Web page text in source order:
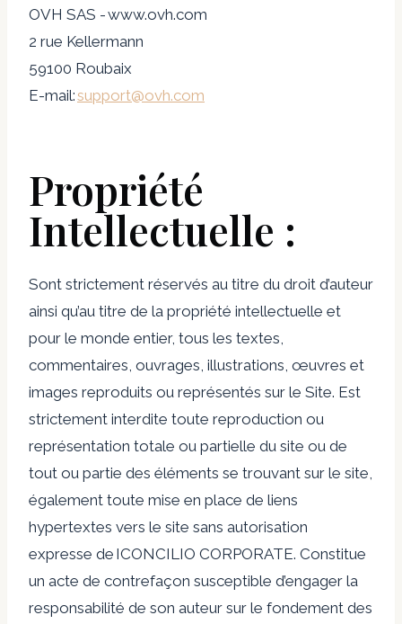
OVH SAS - www.ovh.com
2 rue Kellermann
59100 Roubaix
E-mail:support@ovh.com
Propriété
Intellectuelle :
Sont strictement réservés au titre du droit d’auteur
ainsi qu’au titre de la propriété intellectuelle et
pour le monde entier, tous les textes,
commentaires, ouvrages, illustrations, œuvres et
images reproduits ou représentés sur le Site. Est
strictement interdite toute reproduction ou
représentation totale ou partielle du site ou de
tout ou partie des éléments se trouvant sur le site,
également toute mise en place de liens
hypertextes vers le site sans autorisation
expresse de ICONCILIO CORPORATE. Constitue
un acte de contrefaçon susceptible d’engager la
responsabilité de son auteur sur le fondement des